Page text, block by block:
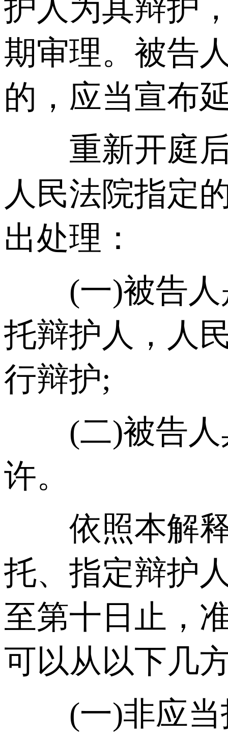
护人为其辩护
期审理。被告
的，应当宣布
重新开庭后
人民法院指定
出处理：
(一)被告人
托辩护人，人
行辩护;
(二)被告人
许。
依照本解释
托、指定辩护
至第十日止，
可以从以下几
(一)非应当指